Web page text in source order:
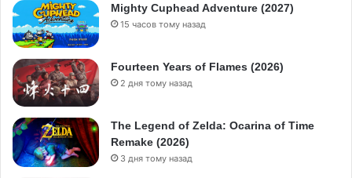
Mighty Cuphead Adventure (2027)
15 часов тому назад
Fourteen Years of Flames (2026)
2 дня тому назад
The Legend of Zelda: Ocarina of Time
Remake (2026)
3 дня тому назад